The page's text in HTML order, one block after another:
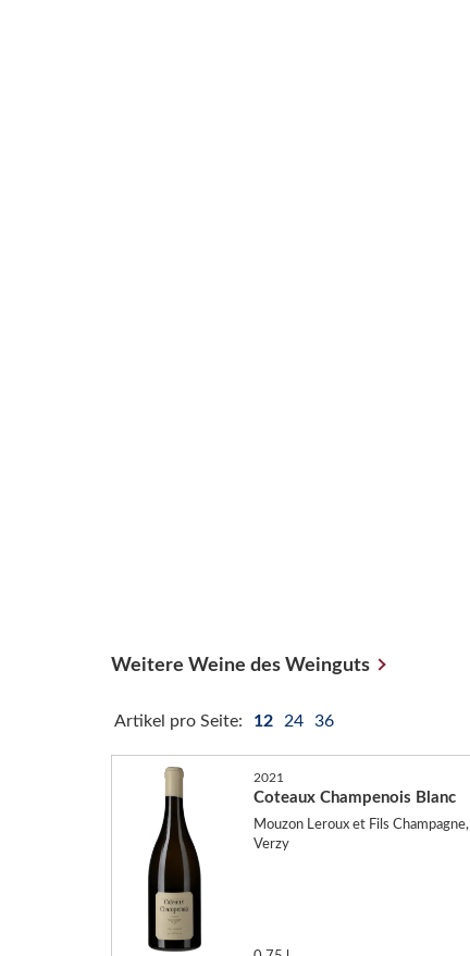
Weitere Weine des Weinguts
Artikel pro Seite: 12 24 36
2021
Coteaux Champenois Blanc
Mouzon Leroux et Fils Champagne,
Verzy